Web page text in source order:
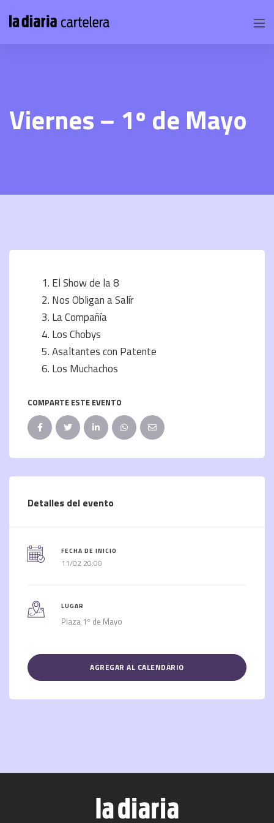
Viernes – 1º de Mayo
El Show de la 8
Nos Obligan a Salír
La Compañía
Los Chobys
Asaltantes con Patente
Los Muchachos
COMPARTE ESTE EVENTO
Detalles del evento
FECHA DE INICIO
11/02 20:00
LUGAR
Plaza 1º de Mayo
AGREGAR AL CALENDARIO